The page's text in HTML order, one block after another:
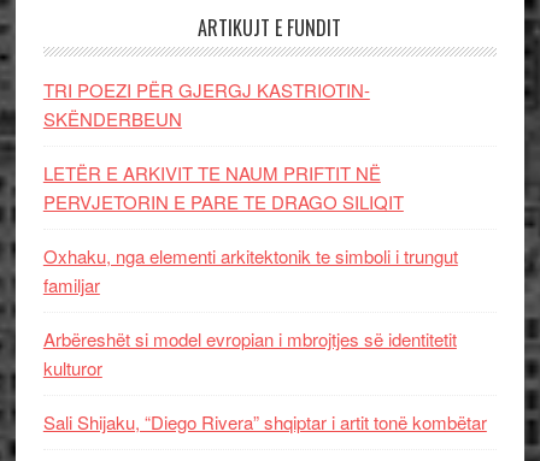
ARTIKUJT E FUNDIT
TRI POEZI PËR GJERGJ KASTRIOTIN-
SKËNDERBEUN
LETËR E ARKIVIT TE NAUM PRIFTIT NË
PERVJETORIN E PARE TE DRAGO SILIQIT
Oxhaku, nga elementi arkitektonik te simboli i trungut
familjar
Arbëreshët si model evropian i mbrojtjes së identitetit
kulturor
Sali Shijaku, “Diego Rivera” shqiptar i artit tonë kombëtar